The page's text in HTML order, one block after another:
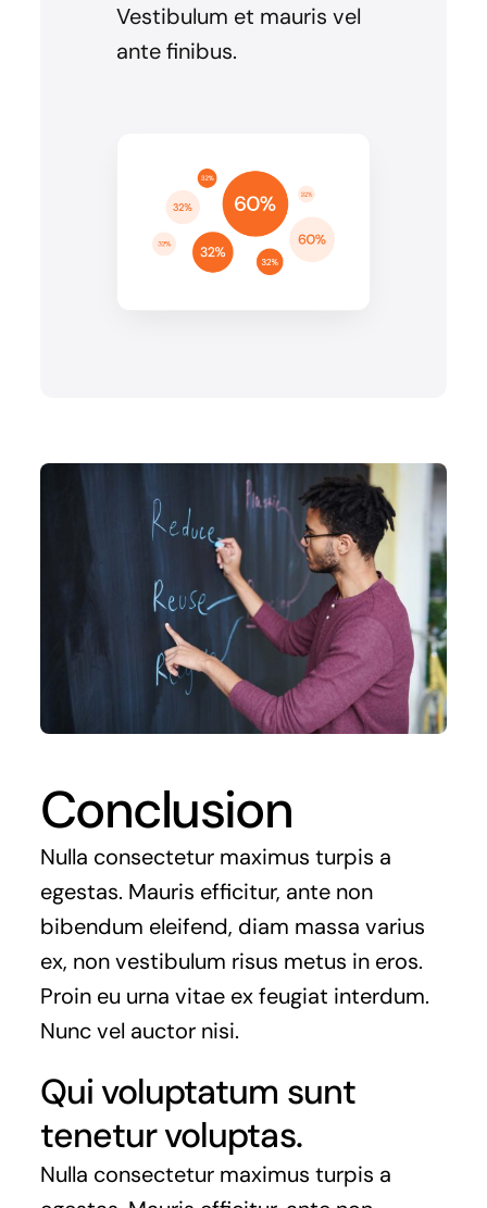
Vestibulum et mauris vel
ante finibus.
Conclusion
Nulla consectetur maximus turpis a
egestas. Mauris efficitur, ante non
bibendum eleifend, diam massa varius
ex, non vestibulum risus metus in eros.
Proin eu urna vitae ex feugiat interdum.
Nunc vel auctor nisi.
Qui voluptatum sunt
tenetur voluptas.
Nulla consectetur maximus turpis a